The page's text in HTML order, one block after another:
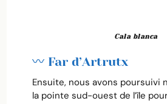
Cala blanca
〰️ Far d’Artrutx
Ensuite, nous avons poursuivi
la pointe sud-ouest de l’île